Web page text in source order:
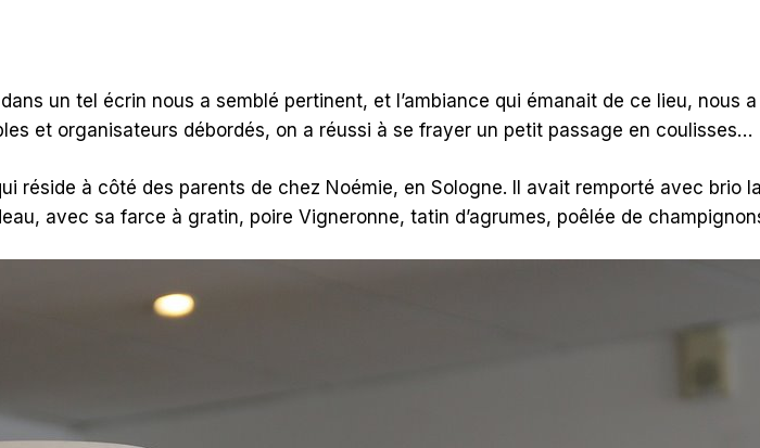
un tel écrin nous a semblé pertinent, et l’ambiance qui émanait de ce lieu, nous
et organisateurs débordés, on a réussi à se frayer un petit passage en coulisses…
réside à côté des parents de chez Noémie, en Sologne. Il avait remporté avec brio
avec sa farce à gratin, poire Vigneronne, tatin d’agrumes, poêlée de